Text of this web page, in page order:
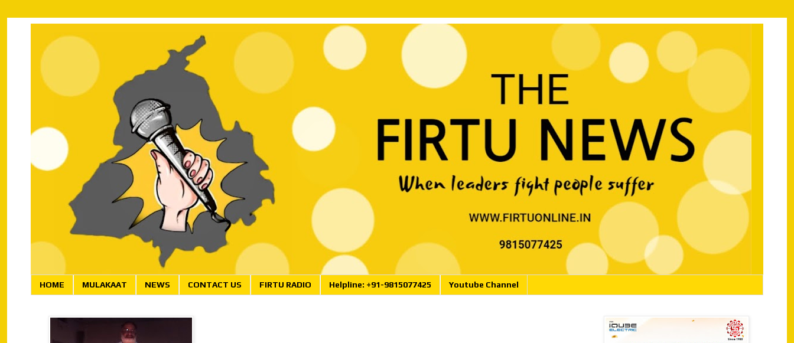
HOME MULAKAAT NEWS CONTACT US FIRTU RADIO Helpline: +91-9815077425 Youtube Channel